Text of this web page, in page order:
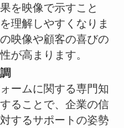
を映像で示すこと
理解しやすくなりま
映像や顧客の喜びの
が高まります。
ームに関する専門知
ることで、企業の信
するサポートの姿勢